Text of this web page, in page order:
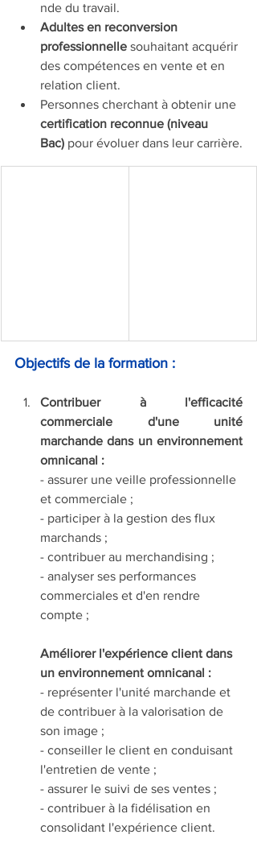
nde du travail.
Adultes en reconversion
professionnelle souhaitant acquérir
des compétences en vente et en
relation client.
Personnes cherchant à obtenir une
certification reconnue (niveau
Bac) pour évoluer dans leur carrière.
Objectifs de la formation :
Contribuer à l'efficacité
commerciale d'une unité
marchande dans un environnement
omnicanal :
- assurer une veille professionnelle
et commerciale ;
- participer à la gestion des flux
marchands ;
- contribuer au merchandising ;
- analyser ses performances
commerciales et d'en rendre
compte ;
Améliorer l'expérience client dans
un environnement omnicanal :
- représenter l'unité marchande et
de contribuer à la valorisation de
son image ;
- conseiller le client en conduisant
l'entretien de vente ;
- assurer le suivi de ses ventes ;
- contribuer à la fidélisation en
consolidant l'expérience client.